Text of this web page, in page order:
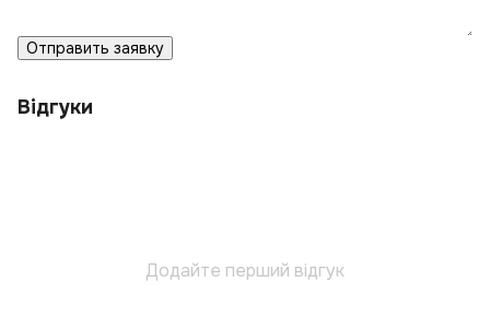
Отправить заявку
Відгуки
Додайте перший відгук